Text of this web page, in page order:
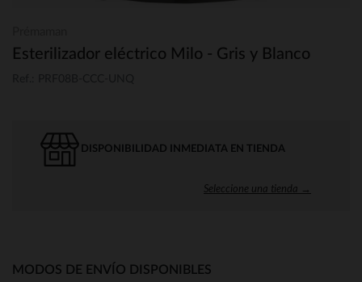
Esterilizador eléctrico Milo - Gris y Blanco
DISPONIBILIDAD INMEDIATA EN TIENDA
Seleccione una tienda →
MODOS DE ENVÍO DISPONIBLES